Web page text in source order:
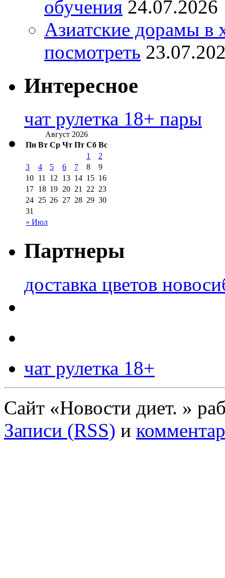
обучения 24.07.2026
Азиатские дорамы в
посмотреть
Интересное
чат рулетка 18+ пары
Август 2026
Пн Вт Ср Чт Пт Сб Вс
« Июл
1
2
3
4 5 6 7 8
9
10 11 12 13 14 15 16
17 18 19 20 21 22 23
24 25 26 27 28 29 30
31
Партнеры
доставка цветов
чат рулетка 18+
Сайт «Новости диет. »
Записи (RSS) и